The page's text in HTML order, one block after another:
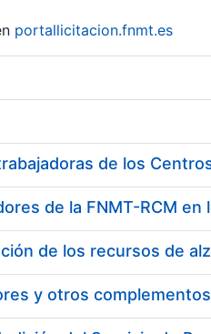
portallicitacion.fnmt.es
y otros complementos